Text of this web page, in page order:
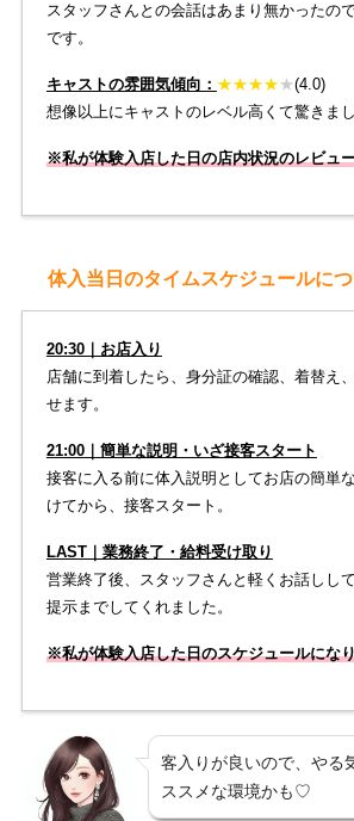
スタッフさんとの会話はあまり無かったの
です。
キャストの雰囲気傾向： ★★★★★(4.0)
想像以上にキャストのレベル高くて驚きまし
※私が体験入店した日の店内状況のレビュ
体入当日のタイムスケジュールにつ
20:30｜お店入り
店舗に到着したら、身分証の確認、着替え
せます。
21:00｜簡単な説明・いざ接客スタート
接客に入る前に体入説明としてお店の簡単
けてから、接客スタート。
LAST｜業務終了・給料受け取り
営業終了後、スタッフさんと軽くお話しし
提示までしてくれました。
※私が体験入店した日のスケジュールにな
客入りが良いので、やる
ススメな環境かも♡